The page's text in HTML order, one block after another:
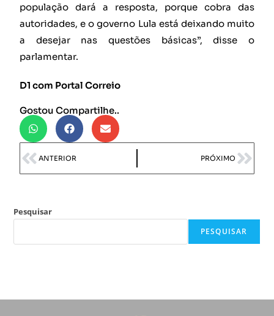
população dará a resposta, porque cobra das
autoridades, e o governo Lula está deixando muito
a desejar nas questões básicas”, disse o
parlamentar.
D1 com Portal Correio
Gostou Compartilhe..
ANTERIOR PRÓXIMO
Pesquisar
PESQUISAR